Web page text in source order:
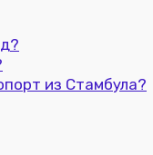
из Стамбула?